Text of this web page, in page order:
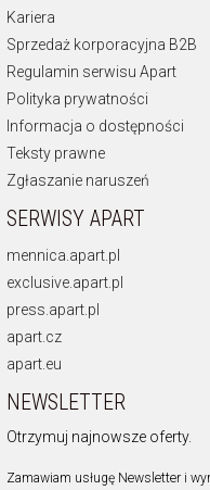
Kariera
Sprzedaż korporacyjna B2B
Regulamin serwisu Apart
Polityka prywatności
Informacja o dostępności
Teksty prawne
Zgłaszanie naruszeń
SERWISY APART
mennica.apart.pl
exclusive.apart.pl
press.apart.pl
apart.cz
apart.eu
NEWSLETTER
Otrzymuj najnowsze oferty.
Zamawiam usługę Newsletter i